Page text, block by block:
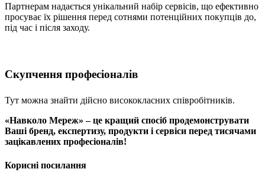
Партнерам надається унікальний набір сервісів, що ефективно
просуває їх рішення перед сотнями потенційних покупців до,
під час і після заходу.
Скупчення професіоналів
Тут можна знайти дійсно висококласних співробітників.
«Навколо Мереж» – це кращий спосіб продемонструвати
Ваші бренд, експертизу, продукти і сервіси перед тисячами
зацікавлених професіоналів!
Корисні посилання